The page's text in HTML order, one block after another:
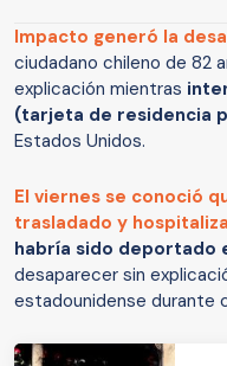
Impacto generó la
ciudadano chileno de 82
explicación mientras
(tarjeta de residencia
Estados Unidos.
El viernes se conoció
trasladado y
habría sido deportado
desaparecer sin
estadounidense durante